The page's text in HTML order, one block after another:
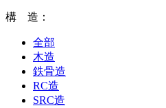
構 造：
全部
木造
鉄骨造
RC造
SRC造